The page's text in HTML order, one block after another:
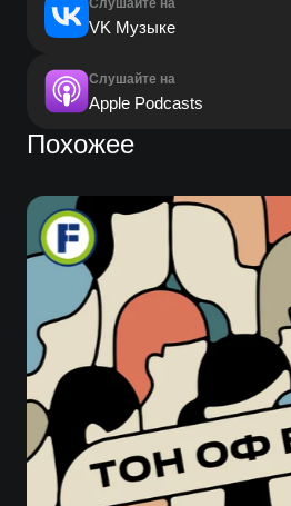
Слушайте на
VK Музыке
Слушайте на
Apple Podcasts
Похожее